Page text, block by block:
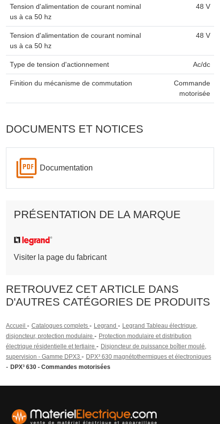
Tension d'alimentation de courant nominal
us à ca 50 hz
48 V
Tension d'alimentation de courant nominal
us à ca 50 hz
48 V
Type de tension d'actionnement Ac/dc
Finition du mécanisme de commutation
Commande
motorisée
DOCUMENTS ET NOTICES
Documentation
PRÉSENTATION DE LA MARQUE
Visiter la page du fabricant
RETROUVEZ CET ARTICLE DANS
D'AUTRES CATÉGORIES DE PRODUITS
Accueil - Catalogues complets - Legrand - Legrand Tableau électrique,
disjoncteur, protection modulaire - Protection modulaire et distribution
électrique résidentielle et tertiaire - Disjoncteur de puissance boîtier moulé,
supervision - Gamme DPX3 - DPX³ 630 magnétothermiques et électroniques
- DPX³ 630 - Commandes motorisées